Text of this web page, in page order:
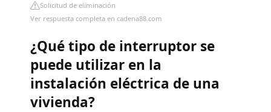
Solicitud de eliminación
Ver respuesta completa en cadena88.com
¿Qué tipo de interruptor se
puede utilizar en la
instalación eléctrica de una
vivienda?